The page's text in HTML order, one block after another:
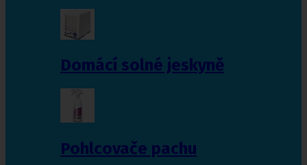
Domácí solné jeskyně
Pohlcovače pachu